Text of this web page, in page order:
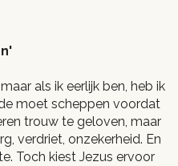
als ik eerlijk ben, heb ik
moet scheppen voordat
trouw te geloven, maar
verdriet, onzekerheid. En
Toch kiest Jezus ervoor